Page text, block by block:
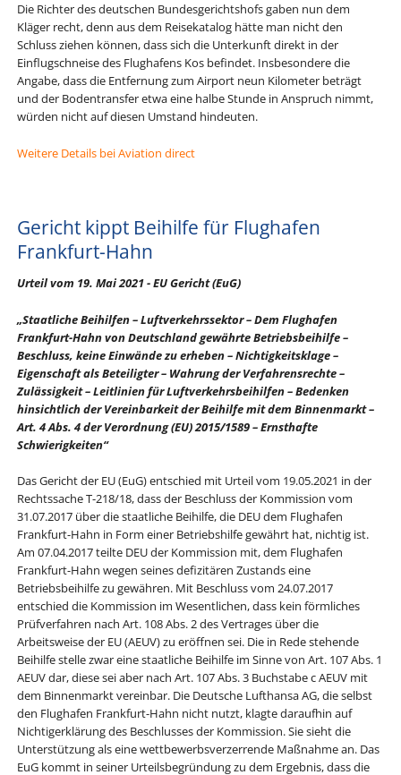
Die Richter des deutschen Bundesgerichtshofs gaben nun dem
Kläger recht, denn aus dem Reisekatalog hätte man nicht den
Schluss ziehen können, dass sich die Unterkunft direkt in der
Einflugschneise des Flughafens Kos befindet. Insbesondere die
Angabe, dass die Entfernung zum Airport neun Kilometer beträgt
und der Bodentransfer etwa eine halbe Stunde in Anspruch nimmt,
würden nicht auf diesen Umstand hindeuten.
Weitere Details bei Aviation direct
Gericht kippt Beihilfe für Flughafen
Frankfurt-Hahn
Urteil vom 19. Mai 2021 - EU Gericht (EuG)
„Staatliche Beihilfen – Luftverkehrssektor – Dem Flughafen
Frankfurt-Hahn von Deutschland gewährte Betriebsbeihilfe –
Beschluss, keine Einwände zu erheben – Nichtigkeitsklage –
Eigenschaft als Beteiligter – Wahrung der Verfahrensrechte –
Zulässigkeit – Leitlinien für Luftverkehrsbeihilfen – Bedenken
hinsichtlich der Vereinbarkeit der Beihilfe mit dem Binnenmarkt –
Art. 4 Abs. 4 der Verordnung (EU) 2015/1589 – Ernsthafte
Schwierigkeiten“
Das Gericht der EU (EuG) entschied mit Urteil vom 19.05.2021 in der
Rechtssache T-218/18, dass der Beschluss der Kommission vom
31.07.2017 über die staatliche Beihilfe, die DEU dem Flughafen
Frankfurt-Hahn in Form einer Betriebshilfe gewährt hat, nichtig ist.
Am 07.04.2017 teilte DEU der Kommission mit, dem Flughafen
Frankfurt-Hahn wegen seines defizitären Zustands eine
Betriebsbeihilfe zu gewähren. Mit Beschluss vom 24.07.2017
entschied die Kommission im Wesentlichen, dass kein förmliches
Prüfverfahren nach Art. 108 Abs. 2 des Vertrages über die
Arbeitsweise der EU (AEUV) zu eröffnen sei. Die in Rede stehende
Beihilfe stelle zwar eine staatliche Beihilfe im Sinne von Art. 107 Abs. 1
AEUV dar, diese sei aber nach Art. 107 Abs. 3 Buchstabe c AEUV mit
dem Binnenmarkt vereinbar. Die Deutsche Lufthansa AG, die selbst
den Flughafen Frankfurt-Hahn nicht nutzt, klagte daraufhin auf
Nichtigerklärung des Beschlusses der Kommission. Sie sieht die
Unterstützung als eine wettbewerbsverzerrende Maßnahme an. Das
EuG kommt in seiner Urteilsbegründung zu dem Ergebnis, dass die